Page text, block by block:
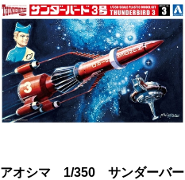
アオシマ 1/350 サンダーバー